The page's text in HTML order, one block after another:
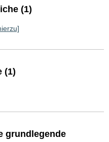
(1)
(1)
grundlegende